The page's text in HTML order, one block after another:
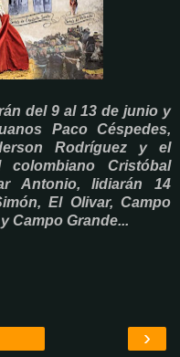
del 9 al 13 de junio y
Paco Céspedes,
Rodríguez y el
Cristóbal
Antonio, lidiarán 14
El Olivar, Campo
Campo Grande...
›